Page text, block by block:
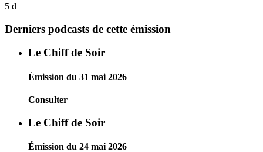
5 d
Derniers podcasts de cette émission
Le Chiff de Soir
Émission du 31 mai 2026
Consulter
Le Chiff de Soir
Émission du 24 mai 2026